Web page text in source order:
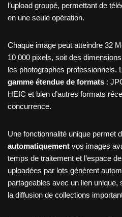
l’upload groupé, permettant de
en une seule opération.
Chaque image peut atteindre 32
10 000 pixels, soit des
les photographes professionnels.
gamme étendue de formats :
HEIC et bien d’autres formats
concurrence.
Une fonctionnalité unique permet
automatiquement vos images
temps de traitement et l’espace
uploadées par lots génèrent
partageables avec un lien
la diffusion de collections